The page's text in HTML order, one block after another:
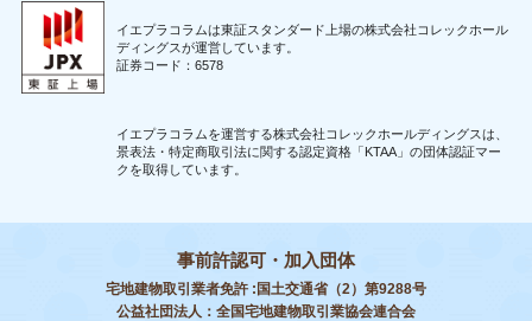
イエプラコラムは東証スタンダード上場の株式会社コレックホール
ディングスが運営しています。
証券コード：6578
イエプラコラムを運営する株式会社コレックホールディングスは、
景表法・特定商取引法に関する認定資格「KTAA」の団体認証マー
クを取得しています。
事前許認可・加入団体
宅地建物取引業者免許 :国土交通省（2）第9288号
公益社団法人：全国宅地建物取引業協会連合会